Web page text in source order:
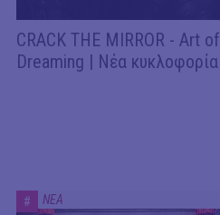
CRACK THE MIRROR - Art of
Dreaming | Νέα κυκλοφορία
# ΝΕΑ